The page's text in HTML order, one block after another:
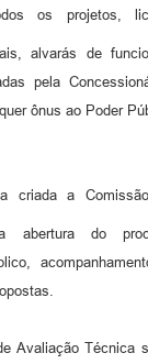
os projetos,
alvarás de
pela
ônus ao Poder
criada a
abertura do
Avaliação Técnica